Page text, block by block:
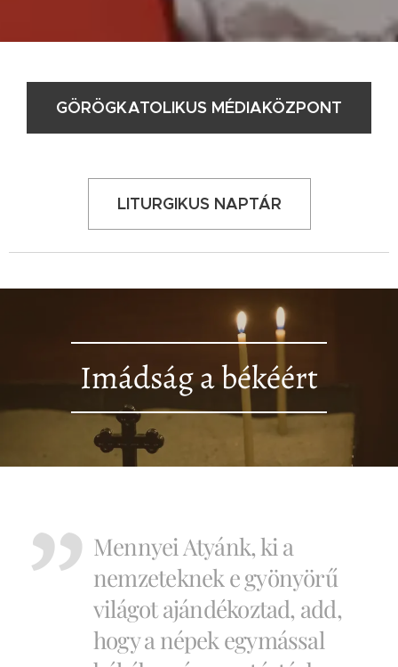
GÖRÖGKATOLIKUS MÉDIAKÖZPONT
LITURGIKUS NAPTÁR
Imádság a békéért
Mennyei Atyánk, ki a
nemzeteknek e gyönyörű
világot ajándékoztad, add,
hogy a népek egymással